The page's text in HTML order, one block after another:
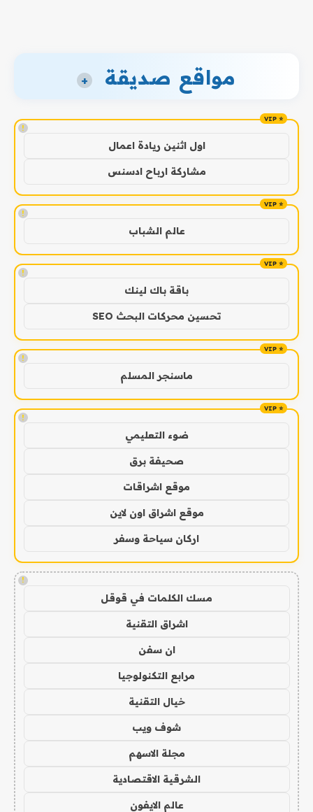
مواقع صديقة +
!
اول اثنين ريادة اعمال
مشاركة ارباح ادسنس
!
عالم الشباب
!
باقة باك لينك
تحسين محركات البحث SEO
!
ماسنجر المسلم
!
ضوء التعليمي
صحيفة برق
موقع اشراقات
موقع اشراق اون لاين
اركان سياحة وسفر
!
مسك الكلمات في قوقل
اشراق التقنية
ان سفن
مرابع التكنولوجيا
خيال التقنية
شوف ويب
مجلة الاسهم
الشرقية الاقتصادية
عالم الايفون